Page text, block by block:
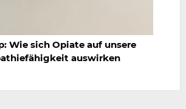
Wie sich Opiate auf unsere
auswirken